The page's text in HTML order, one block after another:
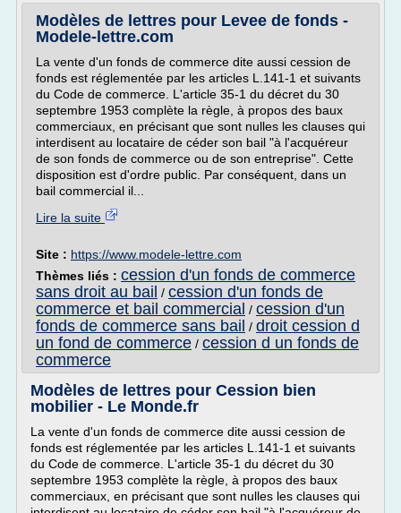
Modèles de lettres pour Levee de fonds -
Modele-lettre.com
La vente d'un fonds de commerce dite aussi cession de
fonds est réglementée par les articles L.141-1 et suivants
du Code de commerce. L'article 35-1 du décret du 30
septembre 1953 complète la règle, à propos des baux
commerciaux, en précisant que sont nulles les clauses qui
interdisent au locataire de céder son bail "à l'acquéreur
de son fonds de commerce ou de son entreprise". Cette
disposition est d'ordre public. Par conséquent, dans un
bail commercial il...
Lire la suite
Site : https://www.modele-lettre.com
Thèmes liés : cession d'un fonds de commerce
sans droit au bail / cession d'un fonds de
commerce et bail commercial / cession d'un
fonds de commerce sans bail / droit cession d
un fond de commerce / cession d un fonds de
commerce
Modèles de lettres pour Cession bien
mobilier - Le Monde.fr
La vente d'un fonds de commerce dite aussi cession de
fonds est réglementée par les articles L.141-1 et suivants
du Code de commerce. L'article 35-1 du décret du 30
septembre 1953 complète la règle, à propos des baux
commerciaux, en précisant que sont nulles les clauses qui